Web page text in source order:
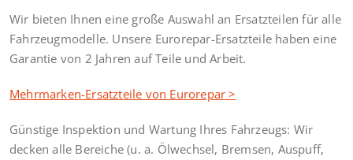
Wir bieten Ihnen eine große Auswahl an Ersatzteilen für alle
Fahrzeugmodelle. Unsere Eurorepar-Ersatzteile haben eine
Garantie von 2 Jahren auf Teile und Arbeit.
Mehrmarken-Ersatzteile von Eurorepar >
Günstige Inspektion und Wartung Ihres Fahrzeugs: Wir
decken alle Bereiche (u. a. Ölwechsel, Bremsen, Auspuff,